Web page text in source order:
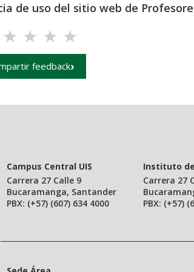
de uso del sitio web de